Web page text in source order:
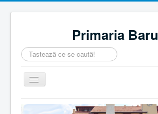
Primaria Baru
Căutare
...
Comută
navigarea
Home